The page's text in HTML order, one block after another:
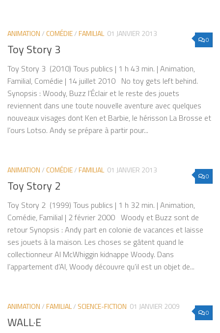
0
ANIMATION/ COMÉDIE/FAMILIAL 01 JANVIER 2013
Toy Story 3
Toy Story 3 (2010) Tous publics | 1 h 43 min. | Animation,
Familial, Comédie | 14 juillet 2010 No toy gets left behind.
Synopsis : Woody, Buzz l’Éclair et le reste des jouets
reviennent dans une toute nouvelle aventure avec quelques
nouveaux visages dont Ken et Barbie, le hérisson La Brosse et
l’ours Lotso. Andy se prépare à partir pour...
0
ANIMATION/ COMÉDIE/FAMILIAL 01 JANVIER 2013
Toy Story 2
Toy Story 2 (1999) Tous publics | 1 h 32 min. | Animation,
Comédie, Familial | 2 février 2000 Woody et Buzz sont de
retour Synopsis : Andy part en colonie de vacances et laisse
ses jouets à la maison. Les choses se gâtent quand le
collectionneur Al McWhiggin kidnappe Woody. Dans
l’appartement d’Al, Woody découvre qu’il est un objet de...
0
ANIMATION/FAMILIAL/ SCIENCE-FICTION 01 JANVIER 2009
WALL·E